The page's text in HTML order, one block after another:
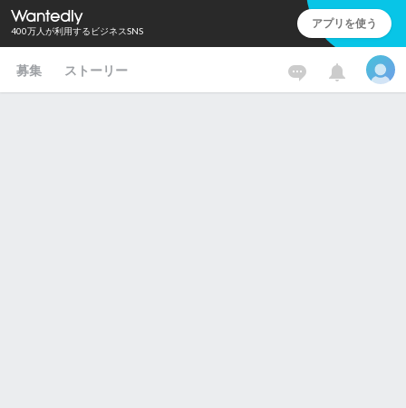
400万人が利用するビジネスSNS アプリを使う
募集 ストーリー